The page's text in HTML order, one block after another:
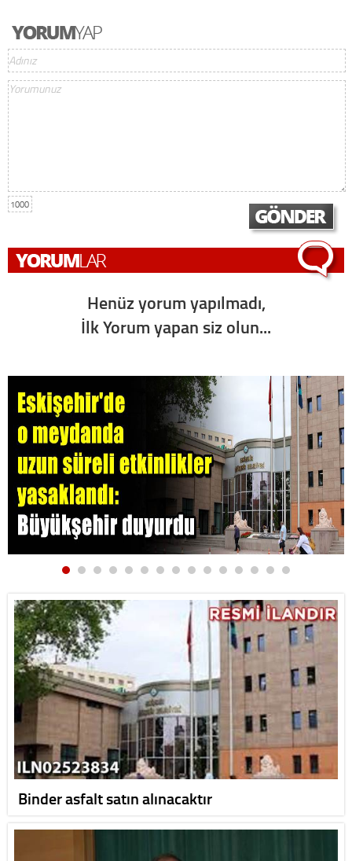
1000
Henüz yorum yapılmadı,
İlk Yorum yapan siz olun...
Binder asfalt satın alınacaktır